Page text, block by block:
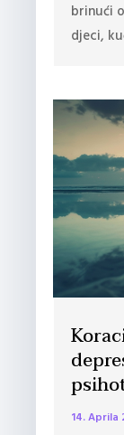
brinući
djeci,
14. Aprila